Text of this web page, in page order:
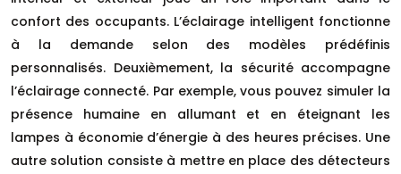
confort des occupants. L’éclairage intelligent fonctionne
à la demande selon des modèles prédéfinis
personnalisés. Deuxièmement, la sécurité accompagne
l’éclairage connecté. Par exemple, vous pouvez simuler la
présence humaine en allumant et en éteignant les
lampes à économie d’énergie à des heures précises. Une
autre solution consiste à mettre en place des détecteurs